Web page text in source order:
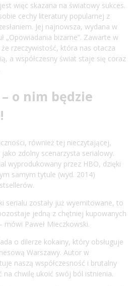
więc skazana na światowy sukces.
cechy literatury popularnej z
Jej najnowsza, wydana w
„Opowiadania bizarne”. Zawarte w
rzeczywistość, która nas otacza
a współczesny świat staje się coraz
o nim będzie
również tej nieczytającej,
zdolny scenarzysta serialowy.
wyprodukowany przez HBO, dzięki
samym tytule (wyd. 2014)
serialu zostały już wyemitowane, to
jedną z chętniej kupowanych
mówi Paweł Mieczkowski.
o dilerze kokainy, który obsługuje
Warszawy. Autor w
naszą współczesność i brutalny
na chwilę ukoić swój ból istnienia.